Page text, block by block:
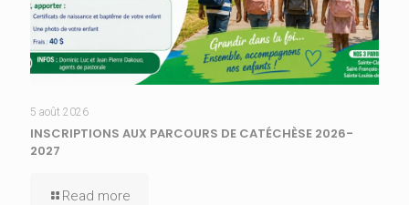
5 août 2026
INSCRIPTIONS AUX PARCOURS DE CATÉCHÈSE 2026-
2027
Read more